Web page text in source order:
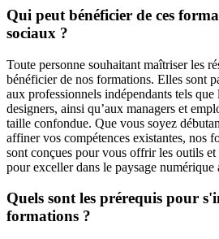
Qui peut bénéficier de ces
sociaux ?
Toute personne souhaitant maîtriser les
bénéficier de nos formations. Elles sont
aux professionnels indépendants tels que
designers, ainsi qu’aux managers et
taille confondue. Que vous soyez
affiner vos compétences existantes, nos
sont conçues pour vous offrir les outils et
pour exceller dans le paysage numérique
Quels sont les prérequis pour
formations ?